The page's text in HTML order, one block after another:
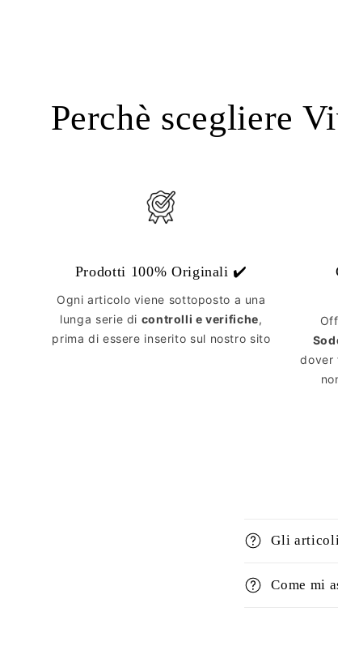
Perchè scegliere
Prodotti 100% Originali ✔️
Ogni articolo viene sottoposto a una
lunga serie di controlli e verifiche,
prima di essere inserito sul nostro sito
dover
Gli
Come mi